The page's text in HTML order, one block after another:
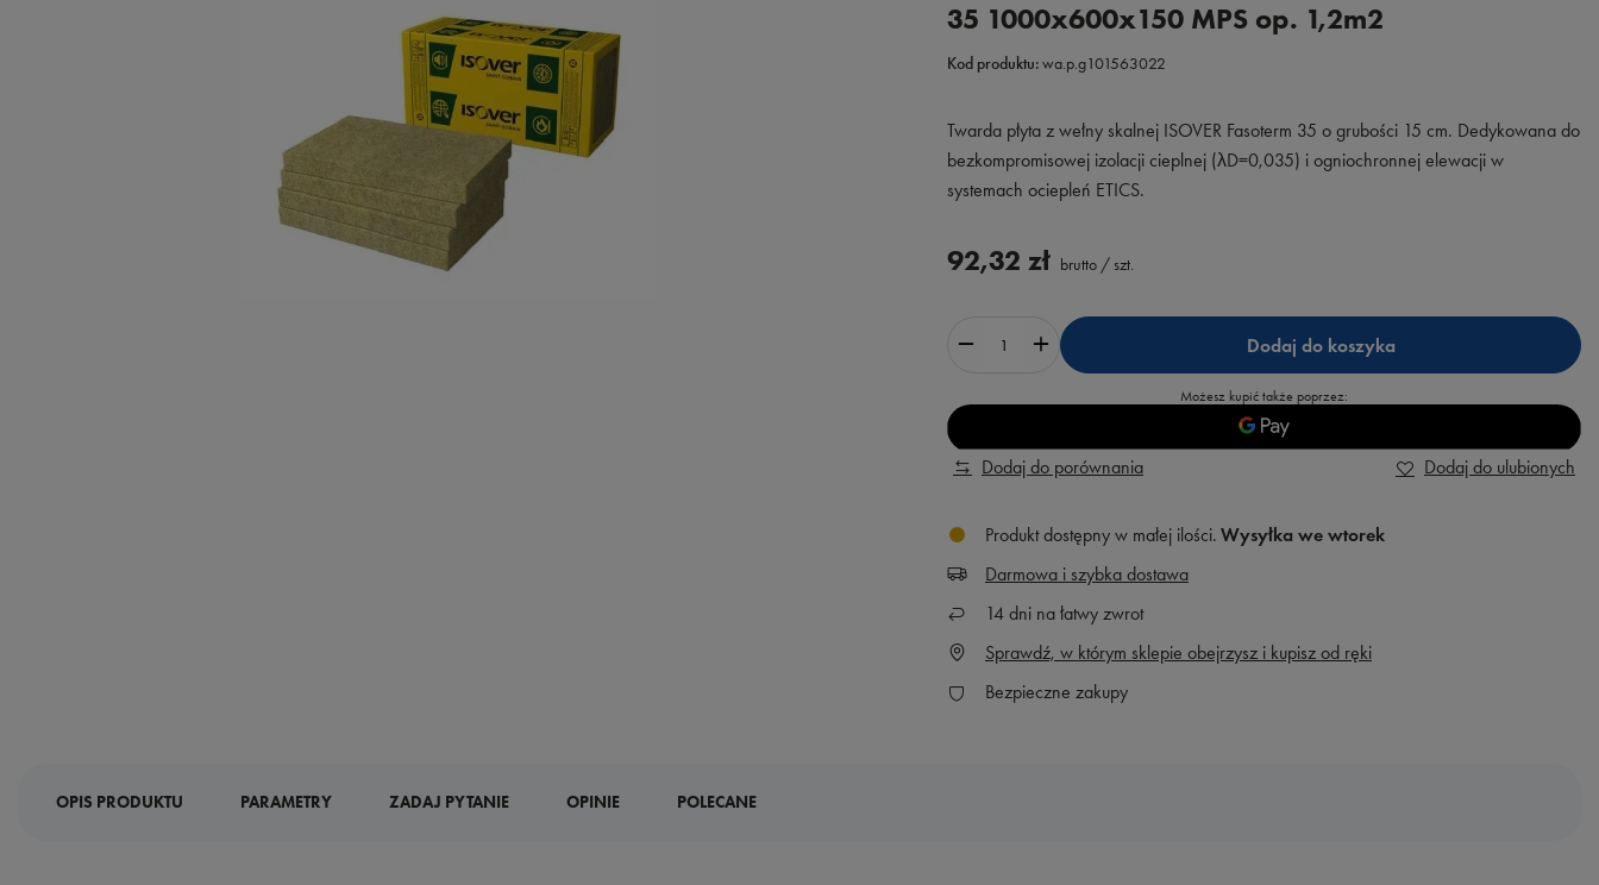
35 1000x600x150 MPS op. 1,2m2
Kod produktu:wa.p.g101563022
Twarda płyta z wełny skalnej ISOVER Fasoterm 35 o grubości 15 cm. Dedykowana do
bezkompromisowej izolacji cieplnej (λD=0,035) i ogniochronnej elewacji w
systemach ociepleń ETICS.
92,32 zł brutto / szt.
Dodaj do koszyka
Możesz kupić także poprzez:
Dodaj do porównania Dodaj do ulubionych
Produkt dostępny w małej ilości Wysyłka we wtorek
Darmowa i szybka dostawa
14 dni na łatwy zwrot
Sprawdź, w którym sklepie obejrzysz i kupisz od ręki
Bezpieczne zakupy
OPIS PRODUKTU PARAMETRY ZADAJ PYTANIE OPINIE POLECANE